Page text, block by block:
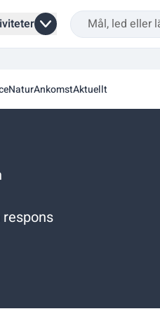
NaturAnkomstAktuellt